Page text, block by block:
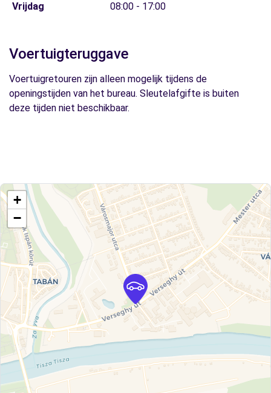
Vrijdag
08:00 - 17:00
Voertuigteruggave
Voertuigretouren zijn alleen mogelijk tijdens de
openingstijden van het bureau. Sleutelafgifte is buiten
deze tijden niet beschikbaar.
+
−